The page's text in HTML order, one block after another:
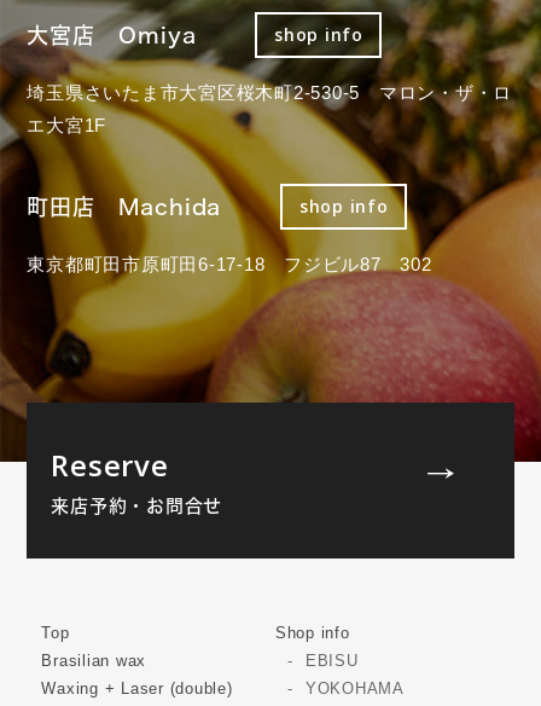
大宮店 Omiya shop info
埼玉県さいたま市大宮区桜木町2-530-5 マロン・ザ・ロ
エ大宮1F
町田店 Machida shop info
東京都町田市原町田6-17-18 フジビル87 302
Reserve
来店予約・お問合せ
Top
Brasilian wax
Waxing + Laser (double)
Shop info
EBISU
YOKOHAMA